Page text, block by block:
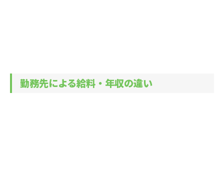
勤務先による給料・年収の違い